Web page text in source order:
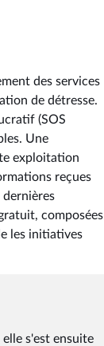
des services
de détresse.
(SOS
Une
exploitation
reçues
dernières
composées
les initiatives
s'est ensuite